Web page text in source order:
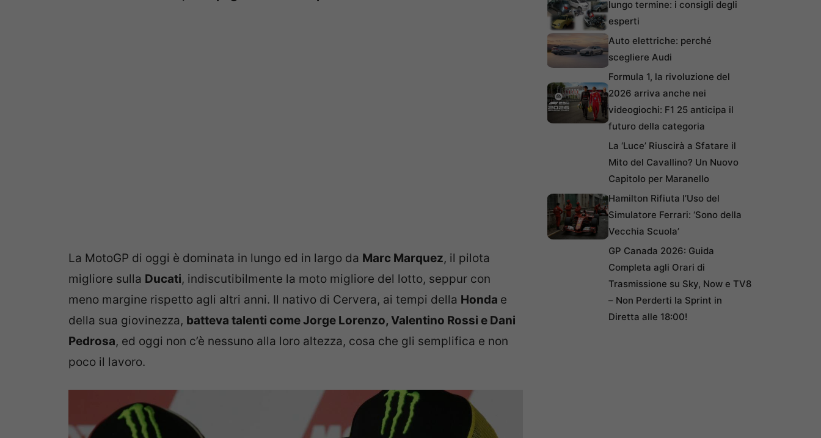
La MotoGP di oggi è dominata in lungo ed in largo da Marc Marquez, il pilota
migliore sulla Ducati, indiscutibilmente la moto migliore del lotto, seppur con
meno margine rispetto agli altri anni. Il nativo di Cervera, ai tempi della Honda e
della sua giovinezza, batteva talenti come Jorge Lorenzo, Valentino Rossi e Dani
Pedrosa, ed oggi non c’è nessuno alla loro altezza, cosa che gli semplifica e non
poco il lavoro.
lungo termine: i consigli degli
esperti
Auto elettriche: perché
scegliere Audi
Formula 1, la rivoluzione del
2026 arriva anche nei
videogiochi: F1 25 anticipa il
futuro della categoria
La ‘Luce’ Riuscirà a Sfatare il
Mito del Cavallino? Un Nuovo
Capitolo per Maranello
Hamilton Rifiuta l’Uso del
Simulatore Ferrari: ‘Sono della
Vecchia Scuola’
GP Canada 2026: Guida
Completa agli Orari di
Trasmissione su Sky, Now e TV8
– Non Perderti la Sprint in
Diretta alle 18:00!